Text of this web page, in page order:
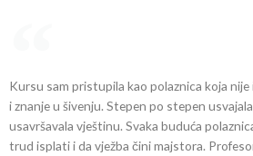
Kursu sam pristupila kao polaznica koja
i znanje u šivenju. Stepen po stepen
usavršavala vještinu. Svaka buduća
trud isplati i da vježba čini majstora.